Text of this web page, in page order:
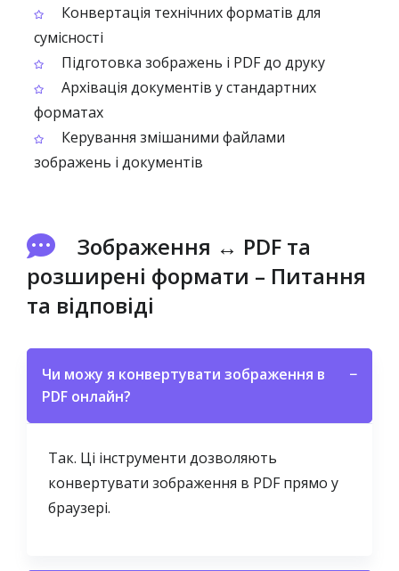
Конвертація технічних форматів для
сумісності
Підготовка зображень і PDF до друку
Архівація документів у стандартних
форматах
Керування змішаними файлами
зображень і документів
Зображення ↔ PDF та
розширені формати – Питання
та відповіді
Чи можу я конвертувати зображення в
PDF онлайн?
−
Так. Ці інструменти дозволяють
конвертувати зображення в PDF прямо у
браузері.